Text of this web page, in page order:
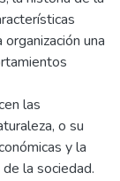
una
las
o su
y la
la sociedad.